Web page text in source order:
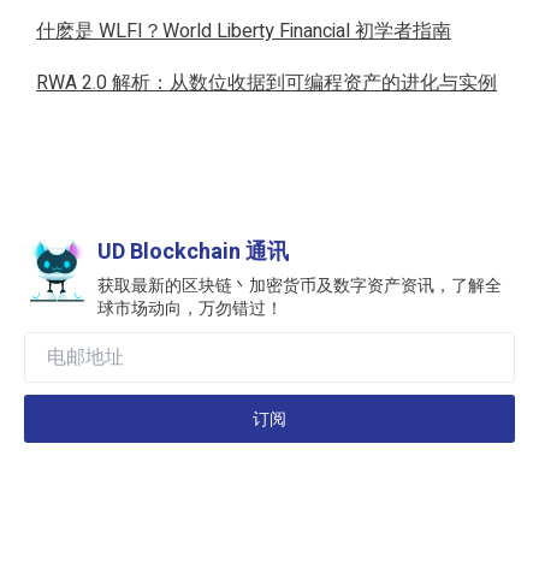
什麽是 WLFI？World Liberty Financial 初学者指南
RWA 2.0 解析：从数位收据到可编程资产的进化与实例
UD Blockchain 通讯
获取最新的区块链丶加密货币及数字资产资讯，了解全
球市场动向，万勿错过！
订阅